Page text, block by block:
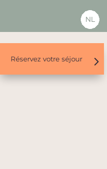
NL
Réservez votre séjour